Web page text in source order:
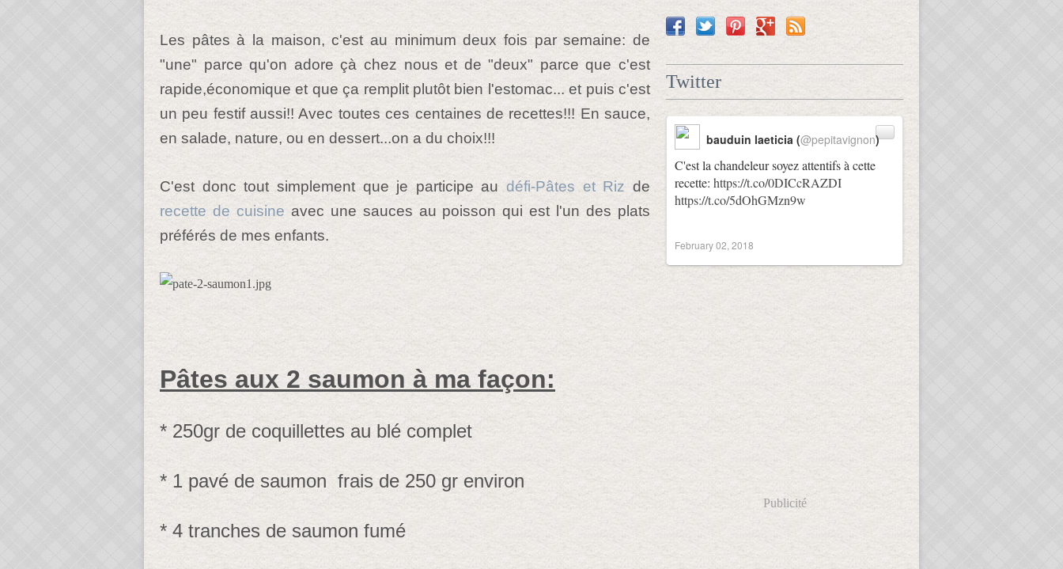
Les pâtes à la maison, c'est au minimum deux fois par semaine: de
"une" parce qu'on adore çà chez nous et de "deux" parce que c'est
rapide,économique et que ça remplit plutôt bien l'estomac... et puis c'est
un peu festif aussi!! Avec toutes ces centaines de recettes!!! En sauce,
en salade, nature, ou en dessert...on a du choix!!!
C'est donc tout simplement que je participe audéfi-Pâtes et Riz de
recette de cuisine avec une sauces au poisson qui est l'un des plats
préférés de mes enfants.
Pâtes aux 2 saumon à ma façon:
* 250gr de coquillettes au blé complet
* 1 pavé de saumon frais de 250 gr environ
* 4 tranches de saumon fumé
Twitter
C'est la chandeleur soyez attentifs à cette
recette: https://t.co/0DICcRAZDI
https://t.co/5dOhGMzn9w
bauduin laeticia (@pepitavignon)
February 02, 2018
Publicité